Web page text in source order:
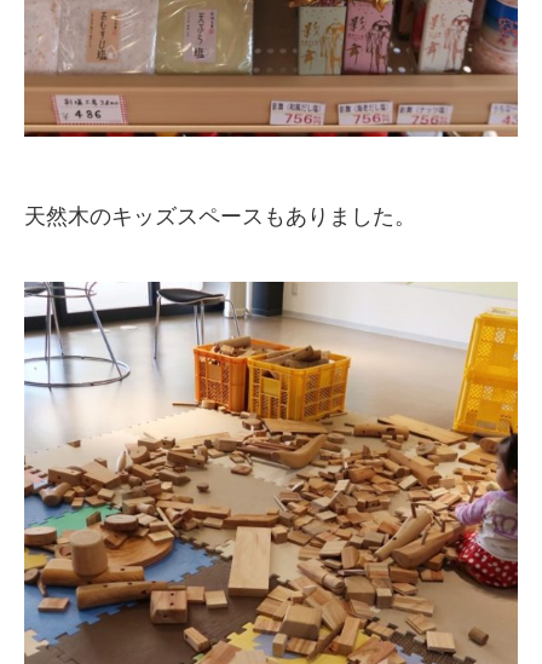
天然木のキッズスペースもありました。